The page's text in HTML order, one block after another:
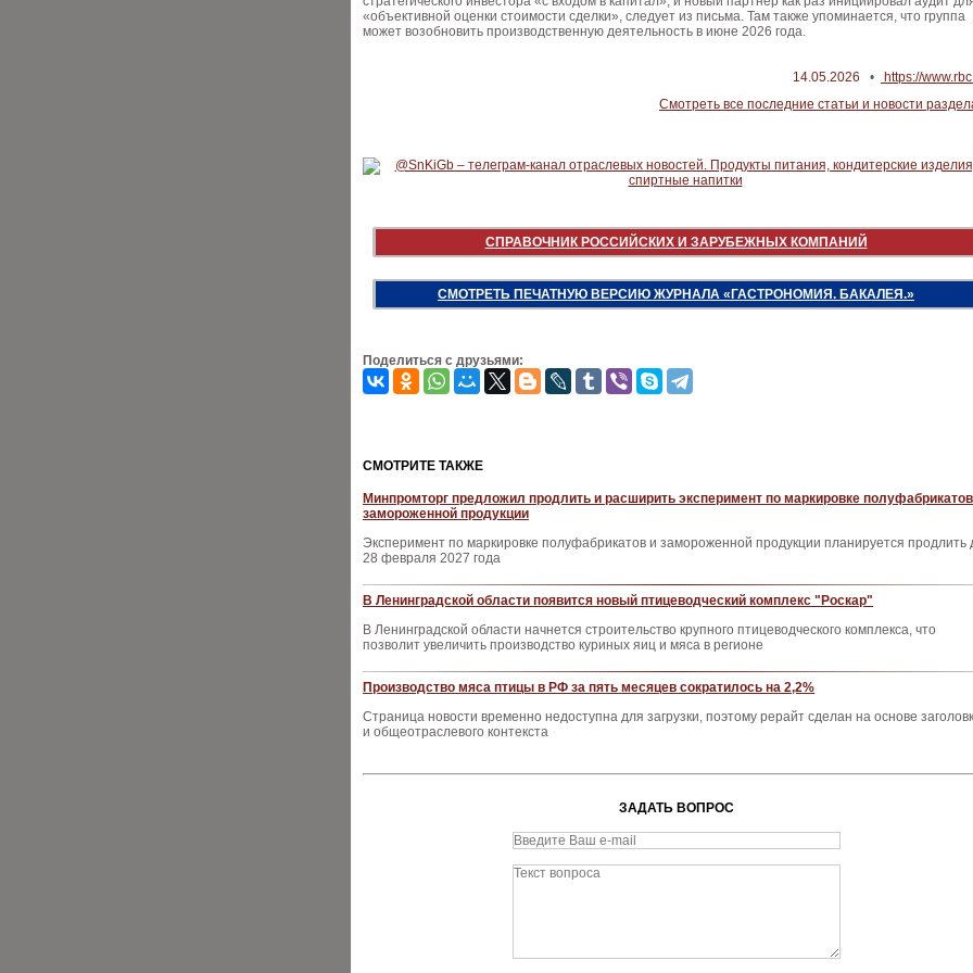
«объективной оценки стоимости сделки», следует из письма. Там также упоминается, что группа
может возобновить производственную деятельность в июне 2026 года.
14.05.2026 •
https://
Смотреть все последние статьи и новости
СПРАВОЧНИК РОССИЙСКИХ И ЗАРУБЕЖНЫХ КОМПАНИЙ
СМОТРЕТЬ ПЕЧАТНУЮ ВЕРСИЮ ЖУРНАЛА «ГАСТРОНОМИЯ. БАКАЛЕЯ.»
Поделиться с друзьями:
CМОТРИТЕ ТАКЖЕ
Минпромторг предложил продлить и расширить эксперимент по маркировке
замороженной продукции
Эксперимент по маркировке полуфабрикатов и замороженной продукции планируется продлить
28 февраля 2027 года
В Ленинградской области появится новый птицеводческий комплекс "Роскар"
В Ленинградской области начнется строительство крупного птицеводческого комплекса, что
позволит увеличить производство куриных яиц и мяса в регионе
Производство мяса птицы в РФ за пять месяцев сократилось на 2,2%
Страница новости временно недоступна для загрузки, поэтому рерайт сделан на основе
и общеотраслевого контекста
ЗАДАТЬ ВОПРОС